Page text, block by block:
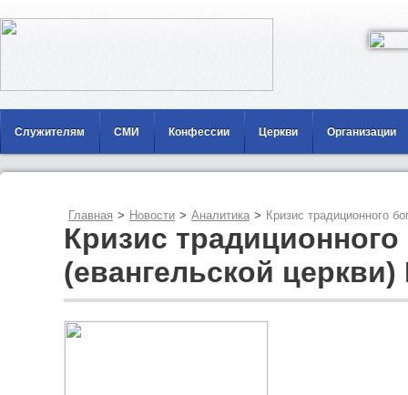
Служителям СМИ Конфессии Церкви Организации
Главная > Новости > Аналитика > Кризис традиционного
Кризис
(евангельской